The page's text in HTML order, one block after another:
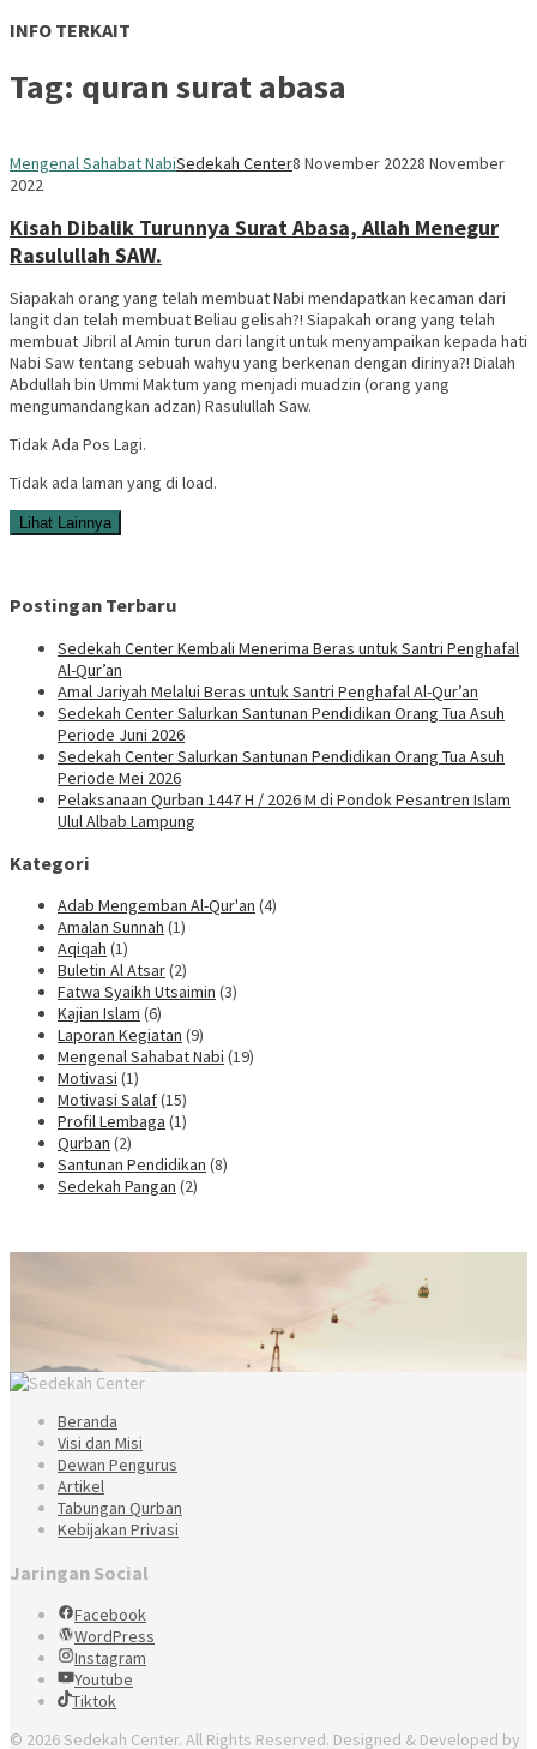
INFO TERKAIT
Tag: quran surat abasa
Mengenal Sahabat NabiSedekah Center8 November 20228 November
2022
Kisah Dibalik Turunnya Surat Abasa, Allah Menegur
Rasulullah SAW.
Siapakah orang yang telah membuat Nabi mendapatkan kecaman dari
langit dan telah membuat Beliau gelisah?! Siapakah orang yang telah
membuat Jibril al Amin turun dari langit untuk menyampaikan kepada hati
Nabi Saw tentang sebuah wahyu yang berkenan dengan dirinya?! Dialah
Abdullah bin Ummi Maktum yang menjadi muadzin (orang yang
mengumandangkan adzan) Rasulullah Saw.
Tidak Ada Pos Lagi.
Tidak ada laman yang di load.
Lihat Lainnya
Postingan Terbaru
Sedekah Center Kembali Menerima Beras untuk Santri Penghafal
Al-Qur’an
Amal Jariyah Melalui Beras untuk Santri Penghafal Al-Qur’an
Sedekah Center Salurkan Santunan Pendidikan Orang Tua Asuh
Periode Juni 2026
Sedekah Center Salurkan Santunan Pendidikan Orang Tua Asuh
Periode Mei 2026
Pelaksanaan Qurban 1447 H / 2026 M di Pondok Pesantren Islam
Ulul Albab Lampung
Kategori
Adab Mengemban Al-Qur'an (4)
Amalan Sunnah (1)
Aqiqah (1)
Buletin Al Atsar(2)
Fatwa Syaikh Utsaimin (3)
Kajian Islam (6)
Laporan Kegiatan (9)
Mengenal Sahabat Nabi (19)
Motivasi (1)
Motivasi Salaf(15)
Profil Lembaga (1)
Qurban (2)
Santunan Pendidikan (8)
Sedekah Pangan (2)
Beranda
Visi dan Misi
Dewan Pengurus
Artikel
Tabungan Qurban
Kebijakan Privasi
Jaringan Social
Facebook
WordPress
Instagram
Youtube
Tiktok
© 2026 Sedekah Center. All Rights Reserved. Designed & Developed by